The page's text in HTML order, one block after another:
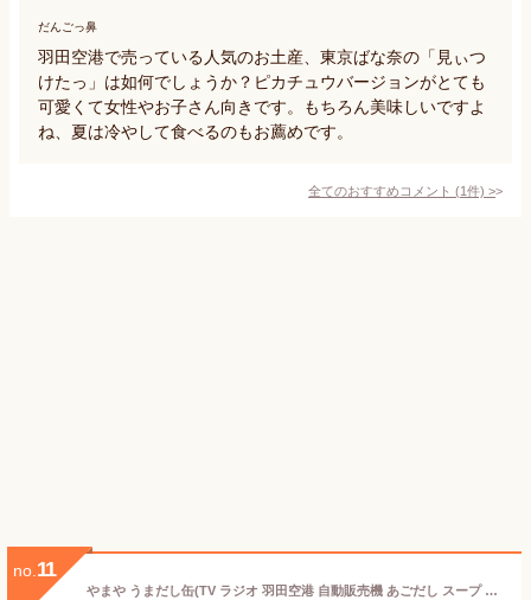
だんごっ鼻
羽田空港で売っている人気のお土産、東京ばな奈の「見ぃつ
けたっ」は如何でしょうか？ピカチュウバージョンがとても
可愛くて女性やお子さん向きです。もちろん美味しいですよ
ね、夏は冷やして食べるのもお薦めです。
全てのおすすめコメント (1件) >
no. 11
やまや うまだし缶(TV ラジオ 羽田空港 自動販売機 あごだし スープ 料理 国産 九州 福岡 博多 お取り寄せ 土産 ギフトセット)